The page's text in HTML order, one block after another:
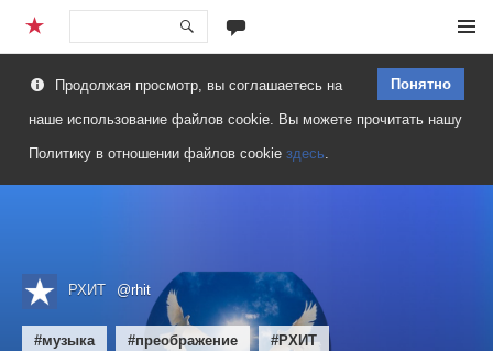
Перейти
содержимому
Понятно
Продолжая просмотр, вы соглашаетесь на
наше использование файлов cookie. Вы можете прочитать нашу
Политику в отношении файлов cookie здесь.
РХИТ @rhit
#музыка #преображение #РХИТ